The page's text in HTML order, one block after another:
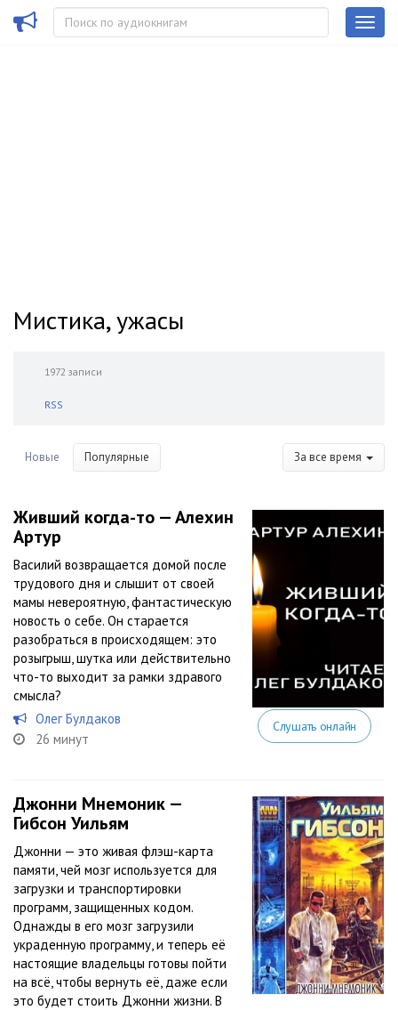
Мистика, ужасы
1972 записи
RSS
Новые Популярные За все время
Живший когда-то — Алехин
Артур
Василий возвращается домой после
трудового дня и слышит от своей
мамы невероятную, фантастическую
новость о себе. Он старается
разобраться в происходящем: это
розыгрыш, шутка или действительно
что-то выходит за рамки здравого
смысла?
Олег Булдаков
26 минут
Слушать онлайн
Джонни Мнемоник —
Гибсон Уильям
Джонни — это живая флэш-карта
памяти, чей мозг используется для
загрузки и транспортировки
программ, защищенных кодом.
Однажды в его мозг загрузили
украденную программу, и теперь её
настоящие владельцы готовы пойти
на всё, чтобы вернуть её, даже если
это будет стоить Джонни жизни. В